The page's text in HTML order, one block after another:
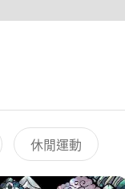
休閒運動